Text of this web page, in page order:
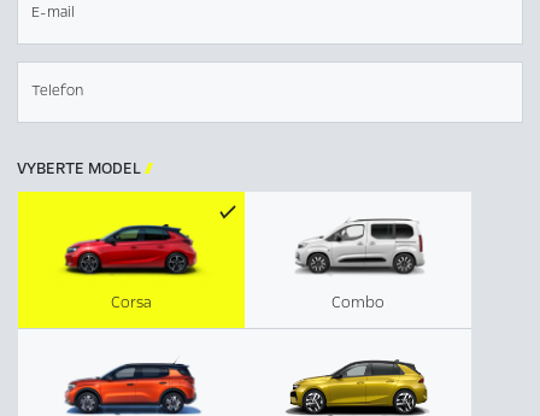
E-mail
Telefon
VYBERTE MODEL
Corsa Combo